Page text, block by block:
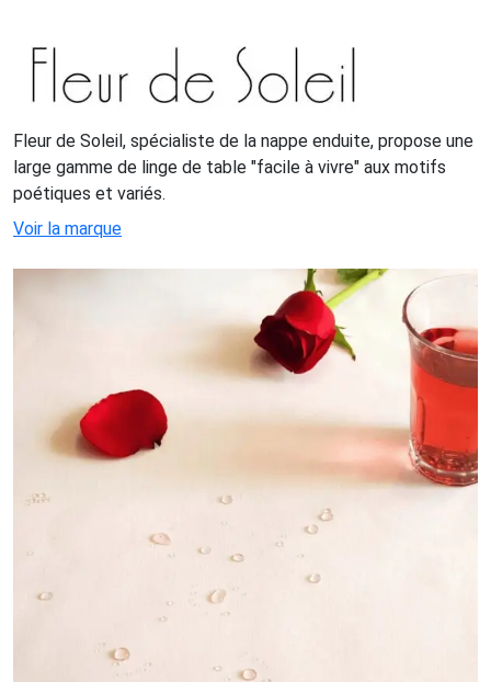
Fleur de Soleil, spécialiste de la nappe enduite, propose une
large gamme de linge de table "facile à vivre" aux motifs
poétiques et variés.
Voir la marque